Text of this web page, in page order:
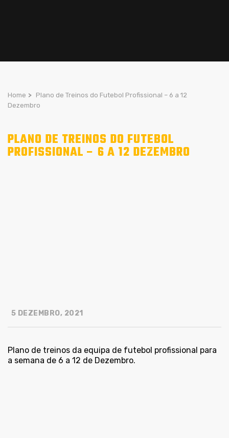
Home > Plano de Treinos do Futebol Profissional – 6 a 12
Dezembro
PLANO DE TREINOS DO FUTEBOL
PROFISSIONAL – 6 A 12 DEZEMBRO
5 DEZEMBRO, 2021
Plano de treinos da equipa de futebol profissional para
a semana de 6 a 12 de Dezembro.